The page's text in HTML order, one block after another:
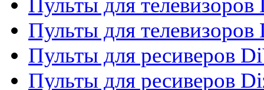
Пульты для
Пульты для телевизоров
Пульты для ресиверов
Пульты для ресиверов